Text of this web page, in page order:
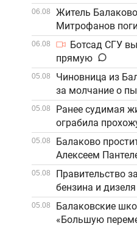
06.08
Житель
Митрофанов
06.08
Ботсад СГУ
прямую
05.08
Чиновница из
за молчание о
05.08
Ранее судимая
ограбила
05.08
Балаково
Алексеем
05.08
Правительство
бензина и
05.08
Балаковские
«Большую